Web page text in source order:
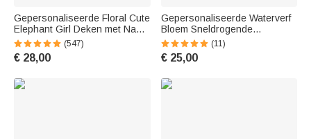
Gepersonaliseerde Floral Cute
Elephant Girl Deken met Naam
Kerst Verjaardag Baby Shower
Gift voor Baby Kind Familie
(547)
€ 28,00
Gepersonaliseerde Waterverf
Bloem Sneldrogende
Strandhanddoek met Naam
Verjaardag Zomer Strandfeest
Cadeau voor Vrouwen
(11)
€ 25,00